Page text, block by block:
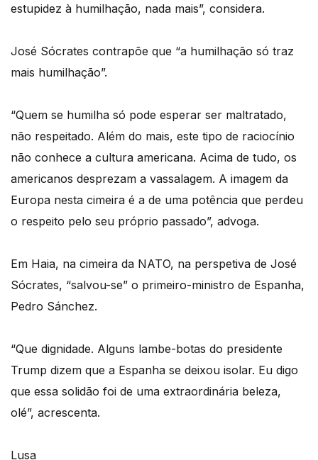
estupidez à humilhação, nada mais”, considera.
José Sócrates contrapõe que “a humilhação só traz
mais humilhação”.
“Quem se humilha só pode esperar ser maltratado,
não respeitado. Além do mais, este tipo de raciocínio
não conhece a cultura americana. Acima de tudo, os
americanos desprezam a vassalagem. A imagem da
Europa nesta cimeira é a de uma potência que perdeu
o respeito pelo seu próprio passado”, advoga.
Em Haia, na cimeira da NATO, na perspetiva de José
Sócrates, “salvou-se” o primeiro-ministro de Espanha,
Pedro Sánchez.
“Que dignidade. Alguns lambe-botas do presidente
Trump dizem que a Espanha se deixou isolar. Eu digo
que essa solidão foi de uma extraordinária beleza,
olé”, acrescenta.
Lusa